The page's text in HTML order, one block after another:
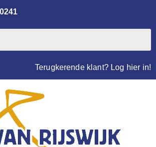
Terugkerende klant? Log hier in!